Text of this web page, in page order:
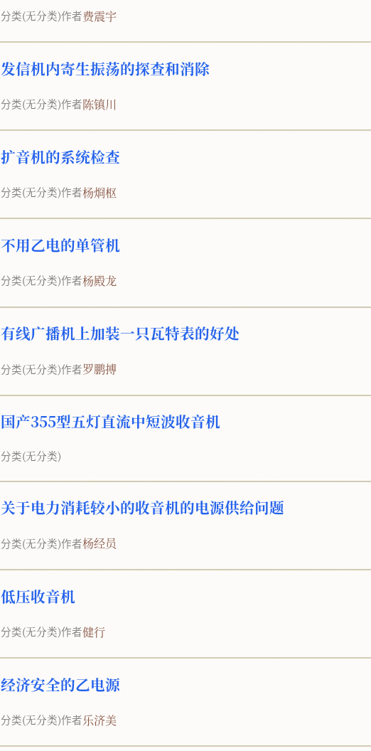
分类(无分类)作者费震宇
发信机内寄生振荡的探查和消除
分类(无分类)作者陈镇川
扩音机的系统检查
分类(无分类)作者杨烱枢
不用乙电的单管机
分类(无分类)作者杨殿龙
有线广播机上加装一只瓦特表的好处
分类(无分类)作者罗鹏搏
国产355型五灯直流中短波收音机
分类(无分类)
关于电力消耗较小的收音机的电源供给问题
分类(无分类)作者杨经员
低压收音机
分类(无分类)作者健行
经济安全的乙电源
分类(无分类)作者乐济美